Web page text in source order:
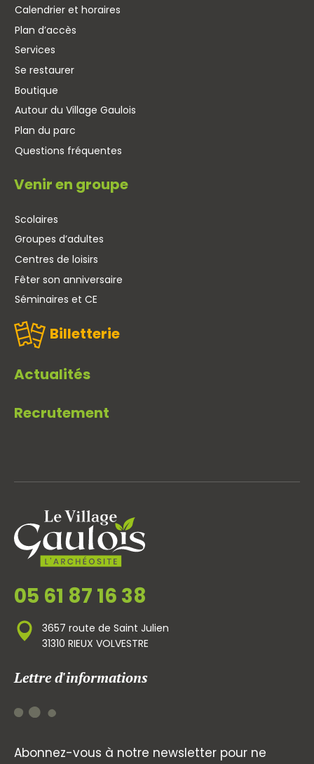
Calendrier et horaires
Plan d’accès
Services
Se restaurer
Boutique
Autour du Village Gaulois
Plan du parc
Questions fréquentes
Venir en groupe
Scolaires
Groupes d’adultes
Centres de loisirs
Fêter son anniversaire
Séminaires et CE
Billetterie
Actualités
Recrutement
05 61 87 16 38
3657 route de Saint Julien
31310 RIEUX VOLVESTRE
Lettre d'informations
Abonnez-vous à notre newsletter pour ne